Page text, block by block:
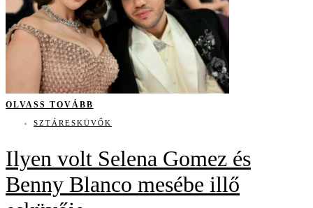
OLVASS TOVÁBB
SZTÁRESKÜVŐK
Ilyen volt Selena Gomez és
Benny Blanco mesébe illő